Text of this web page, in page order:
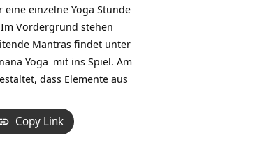
einzelne Yoga Stunde
Vordergrund stehen
Mantras findet unter
Yoga mit ins Spiel. Am
dass Elemente aus
Copy Link